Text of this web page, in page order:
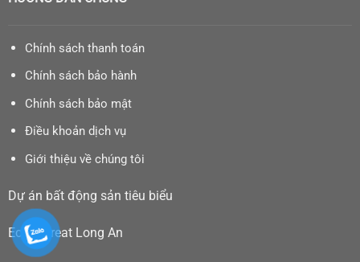
Chính sách thanh toán
Chính sách bảo hành
Chính sách bảo mật
Điều khoản dịch vụ
Giới thiệu về chúng tôi
Dự án bất động sản tiêu biểu
Eco Retreat Long An